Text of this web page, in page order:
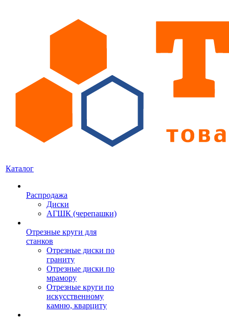
Каталог
Распродажа
Диски
АГШК (черепашки)
Отрезные круги для
станков
Отрезные диски по
граниту
Отрезные диски по
мрамору
Отрезные круги по
искусственному
камню, кварциту